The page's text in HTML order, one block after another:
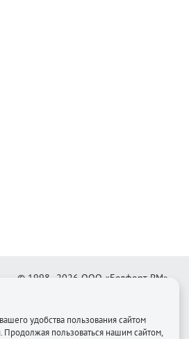
© 1998–2026 ООО «Белфорт-РМ»
удобства пользования сайтом
Продолжая пользоваться нашим сайтом,